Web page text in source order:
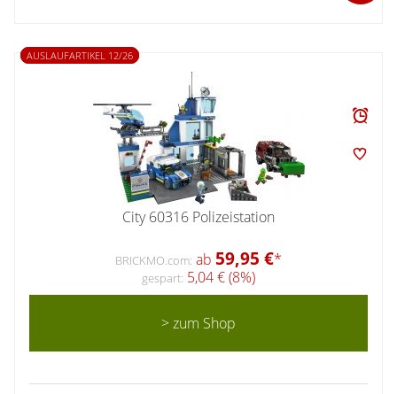
AUSLAUFARTIKEL 12/26
City 60316 Polizeistation
BRICKMO.com: ab 59,95 €*
gespart: 5,04 € (8%)
> zum Shop